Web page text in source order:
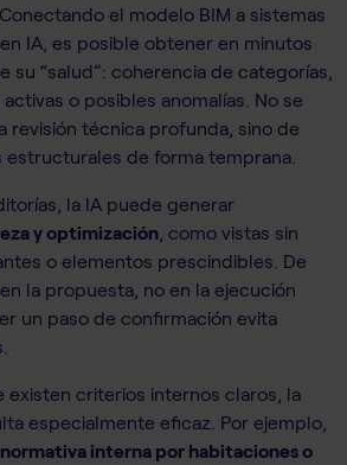
. Conectando el modelo BIM a sistemas
IA, es posible obtener en minutos
su “salud”: coherencia de categorías,
o posibles anomalías. No se
revisión técnica profunda, sino de
de forma temprana.
la IA puede generar
y optimización , como vistas sin
o elementos prescindibles. De
la propuesta, no en la ejecución
un paso de confirmación evita
existen criterios internos claros, la
especialmente eficaz. Por ejemplo,
interna por habitaciones o